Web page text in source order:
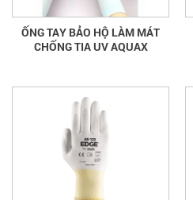
ỐNG TAY BẢO HỘ LÀM MÁT
CHỐNG TIA UV AQUAX